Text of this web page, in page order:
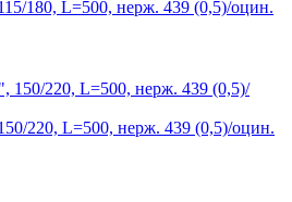
180, L=500, нерж. 439 (0,5)/оцин.
220, L=500, нерж. 439 (0,5)/оцин.